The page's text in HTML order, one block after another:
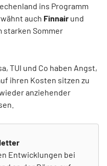
ins Programm
auch Finnair und
starken Sommer
TUI und Co haben Angst,
ihren Kosten sitzen zu
anziehender
Entwicklungen bei